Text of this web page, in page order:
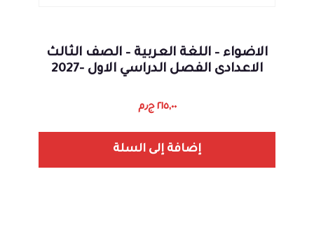
الاضواء – اللغة العربية – الصف الثالث
الاعدادى الفصل الدراسي الاول -2027
٢١٥,٠٠ ج٫م
إضافة إلى السلة